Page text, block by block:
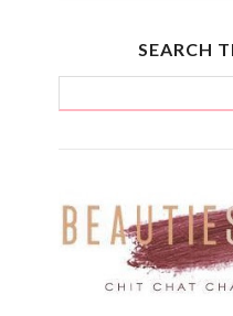
SEARCH